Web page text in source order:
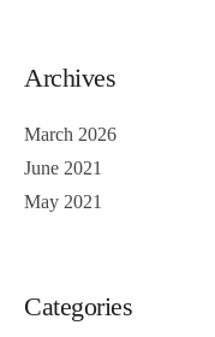
Archives
March 2026
June 2021
May 2021
Categories